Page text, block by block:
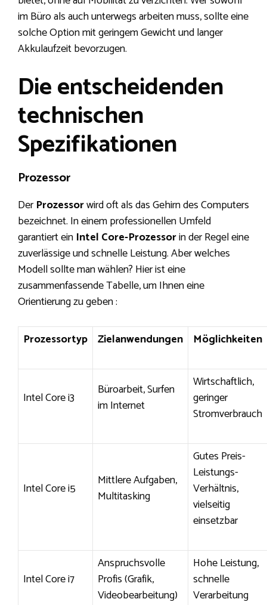
im Büro als auch unterwegs arbeiten muss, sollte eine
solche Option mit geringem Gewicht und langer
Akkulaufzeit bevorzugen.
Die entscheidenden
technischen
Spezifikationen
Prozessor
Der Prozessorwird oft als das Gehirn des Computers
bezeichnet. In einem professionellen Umfeld
garantiert ein Intel Core-Prozessorin der Regel eine
zuverlässige und schnelle Leistung. Aber welches
Modell sollte man wählen? Hier ist eine
zusammenfassende Tabelle, um Ihnen eine
Orientierung zu geben :
Prozessortyp Zielanwendungen Möglichkeiten
Intel Core i3
Büroarbeit, Surfen
im Internet
Wirtschaftlich,
geringer
Stromverbrauch
Intel Core i5
Mittlere Aufgaben,
Multitasking
Gutes Preis-
Leistungs-
Verhältnis,
vielseitig
einsetzbar
Intel Core i7
Anspruchsvolle
Profis (Grafik,
Videobearbeitung)
Hohe Leistung,
schnelle
Verarbeitung